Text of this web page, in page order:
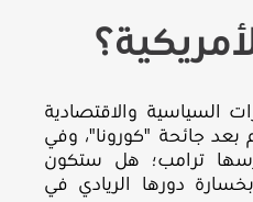
السياسية والاقتصادية
بعد جائحة "كورونا"، وفي
ترامب؛ هل ستكون
دورها الريادي في